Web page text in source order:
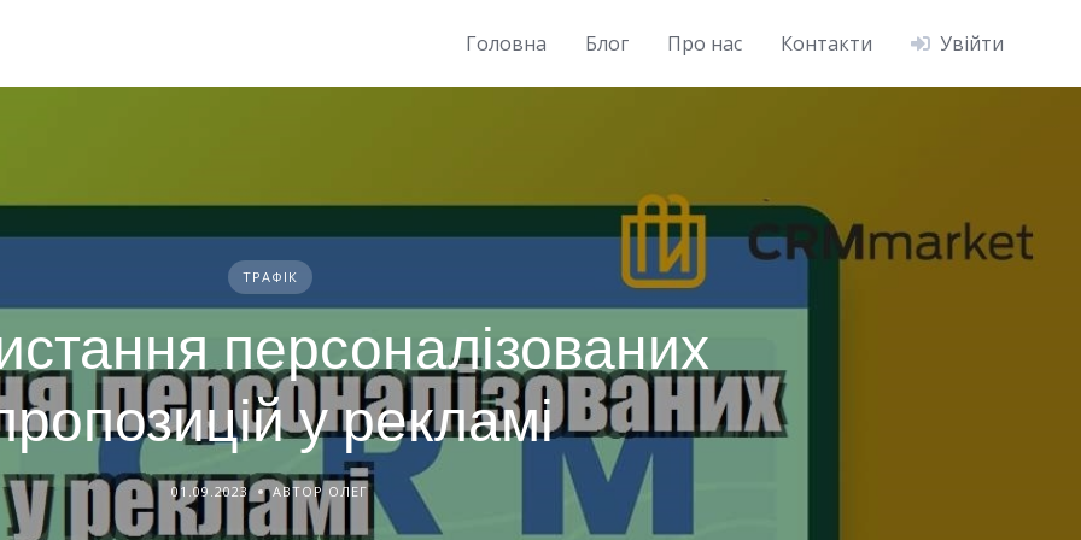
Головна Блог Про нас Контакти Увійти
ТРАФІК
персоналізованих
у рекламі
01.09.2023 АВТОР ОЛЕГ